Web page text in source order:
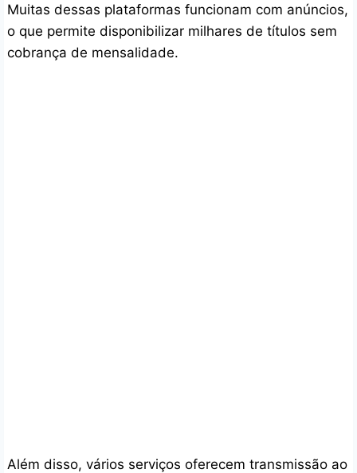
Muitas dessas plataformas funcionam com anúncios,
o que permite disponibilizar milhares de títulos sem
cobrança de mensalidade.
Além disso, vários serviços oferecem transmissão ao